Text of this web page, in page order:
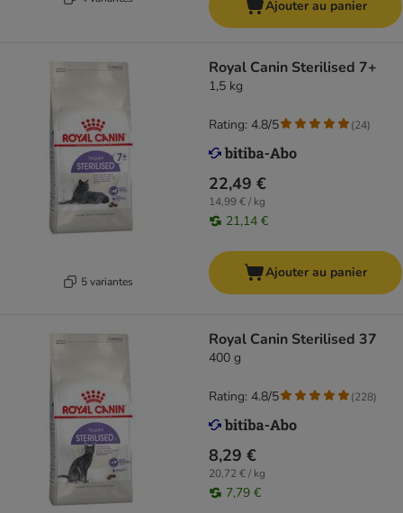
Ajouter au panier
5 variantes
Royal Canin Sterilised 7+
1,5 kg
22,49 €
14,99 € / kg
21,14 €
Rating: 4.8/5 (24)
Ajouter au panier
Royal Canin Sterilised 37
400 g
8,29 €
20,72 € / kg
7,79 €
Rating: 4.8/5 (228)